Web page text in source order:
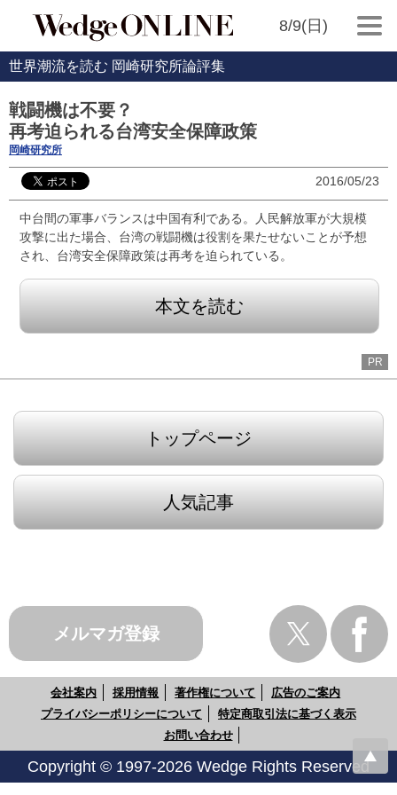
8/9(日)
世界潮流を読む 岡崎研究所論評集
戦闘機は不要？
再考迫られる台湾安全保障政策
岡崎研究所
2016/05/23
中台間の軍事バランスは中国有利である。人民解放軍が大規模
攻撃に出た場合、台湾の戦闘機は役割を果たせないことが予想
され、台湾安全保障政策は再考を迫られている。
本文を読む
PR
トップページ
人気記事
メルマガ登録
会社案内 採用情報 著作権について
広告のご案内
プライバシーポリシーについて
特定商取引法に基づく表示
お問い合わせ
Copyright © 1997-2026 Wedge Rights Reserved